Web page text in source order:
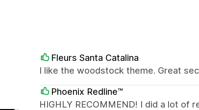
Fleurs Santa Catalina
I like the woodstock theme. Great
Phoenix Redline™
HIGHLY RECOMMEND! I did a lot